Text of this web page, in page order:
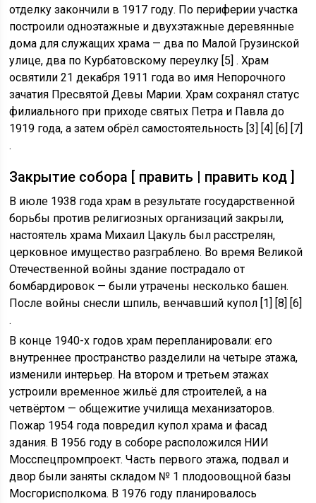
отделку закончили в 1917 году. По периферии участка
построили одноэтажные и двухэтажные деревянные
дома для служащих храма — два по Малой Грузинской
улице, два по Курбатовскому переулку [5] . Храм
освятили 21 декабря 1911 года во имя Непорочного
зачатия Пресвятой Девы Марии. Храм сохранял статус
филиального при приходе святых Петра и Павла до
1919 года, а затем обрёл самостоятельность [3] [4] [6] [7]
.
Закрытие собора [ править | править код ]
В июле 1938 года храм в результате государственной
борьбы против религиозных организаций закрыли,
настоятель храма Михаил Цакуль был расстрелян,
церковное имущество разграблено. Во время Великой
Отечественной войны здание пострадало от
бомбардировок — были утрачены несколько башен.
После войны снесли шпиль, венчавший купол [1] [8] [6]
.
В конце 1940-х годов храм перепланировали: его
внутреннее пространство разделили на четыре этажа,
изменили интерьер. На втором и третьем этажах
устроили временное жильё для строителей, а на
четвёртом — общежитие училища механизаторов.
Пожар 1954 года повредил купол храма и фасад
здания. В 1956 году в соборе расположился НИИ
Мосспецпромпроект. Часть первого этажа, подвал и
двор были заняты складом № 1 плодоовощной базы
Мосгорисполкома. В 1976 году планировалось